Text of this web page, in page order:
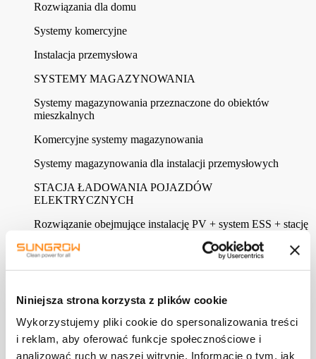
Niniejsza strona korzysta z plików cookie
Wykorzystujemy pliki cookie do spersonalizowania treści
i reklam, aby oferować funkcje społecznościowe i
analizować ruch w naszej witrynie. Informacje o tym, jak
Rozwiązania dla domu
Systemy komercyjne
Instalacja przemysłowa
SYSTEMY MAGAZYNOWANIA
Systemy magazynowania przeznaczone do obiektów
mieszkalnych
Komercyjne systemy magazynowania
Systemy magazynowania dla instalacji przemysłowych
STACJA ŁADOWANIA POJAZDÓW
ELEKTRYCZNYCH
Rozwiązanie obejmujące instalację PV + system ESS + stację
Ładowanie docelowe
PŁYWAJĄCY SYSTEM FOTOWOLTAICZNY
Pływająca instalacja fotowoltaiczna
ELEKTROWNIA FOTOWOLTAICZNA